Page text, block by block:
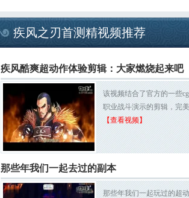
疾风之刃首测精视频推荐
疾风酷爽超动作体验剪辑：大家燃烧起来吧
该视频结合了官方的一些
职业战斗演示的剪辑，完
【查看视频】
那些年我们一起去过的副本
那些年我们一起玩过的超